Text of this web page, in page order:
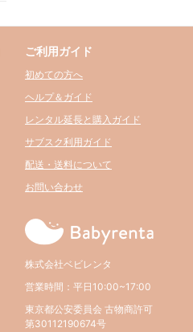
ご利用ガイド
初めての方へ
ヘルプ＆ガイド
レンタル延長と購入ガイド
サブスク利用ガイド
配送・送料について
お問い合わせ
株式会社ベビレンタ
営業時間：平日10:00~17:00
東京都公安委員会 古物商許可
第30112190674号